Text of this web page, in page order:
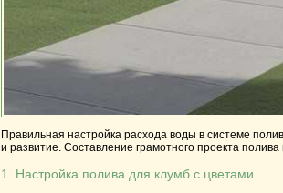
Правильная настройка расхода воды в системе
и развитие. Составление грамотного проекта
1. Настройка полива для клумб с цветами